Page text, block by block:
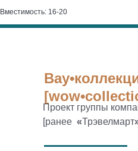
Вместимость: 16-20
Проект группы
[ранее «Трэвелмарт